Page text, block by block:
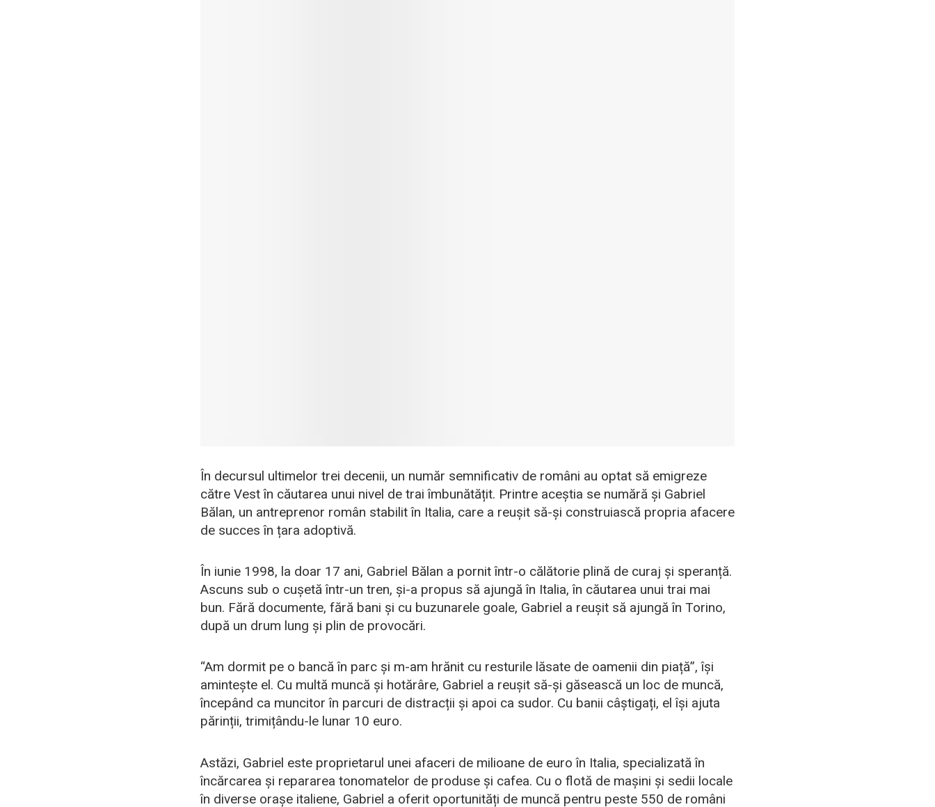
În decursul ultimelor trei decenii, un număr semnificativ de români au optat să emigreze
către Vest în căutarea unui nivel de trai îmbunătățit. Printre aceștia se numără și Gabriel
Bălan, un antreprenor român stabilit în Italia, care a reușit să-și construiască propria afacere
de succes în țara adoptivă.
În iunie 1998, la doar 17 ani, Gabriel Bălan a pornit într-o călătorie plină de curaj și speranță.
Ascuns sub o cușetă într-un tren, și-a propus să ajungă în Italia, în căutarea unui trai mai
bun. Fără documente, fără bani și cu buzunarele goale, Gabriel a reușit să ajungă în Torino,
după un drum lung și plin de provocări.
“Am dormit pe o bancă în parc și m-am hrănit cu resturile lăsate de oamenii din piață”, își
amintește el. Cu multă muncă și hotărâre, Gabriel a reușit să-și găsească un loc de muncă,
începând ca muncitor în parcuri de distracții și apoi ca sudor. Cu banii câștigați, el își ajuta
părinții, trimițându-le lunar 10 euro.
Astăzi, Gabriel este proprietarul unei afaceri de milioane de euro în Italia, specializată în
încărcarea și repararea tonomatelor de produse și cafea. Cu o flotă de mașini și sedii locale
în diverse orașe italiene, Gabriel a oferit oportunități de muncă pentru peste 550 de români